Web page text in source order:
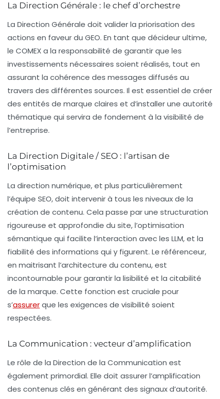
La Direction Générale : le chef d’orchestre
La Direction Générale doit valider la priorisation des
actions en faveur du GEO. En tant que décideur ultime,
le COMEX a la responsabilité de garantir que les
investissements nécessaires soient réalisés, tout en
assurant la cohérence des messages diffusés au
travers des différentes sources. Il est essentiel de créer
des entités de marque claires et d’installer une autorité
thématique qui servira de fondement à la visibilité de
l’entreprise.
La Direction Digitale / SEO : l’artisan de
l’optimisation
La direction numérique, et plus particulièrement
l’équipe SEO, doit intervenir à tous les niveaux de la
création de contenu. Cela passe par une structuration
rigoureuse et approfondie du site, l’optimisation
sémantique qui facilite l’interaction avec les LLM, et la
fiabilité des informations qui y figurent. Le référenceur,
en maitrisant l’architecture du contenu, est
incontournable pour garantir la lisibilité et la citabilité
de la marque. Cette fonction est cruciale pour
s’assurerque les exigences de visibilité soient
respectées.
La Communication : vecteur d’amplification
Le rôle de la Direction de la Communication est
également primordial. Elle doit assurer l’amplification
des contenus clés en générant des signaux d’autorité.